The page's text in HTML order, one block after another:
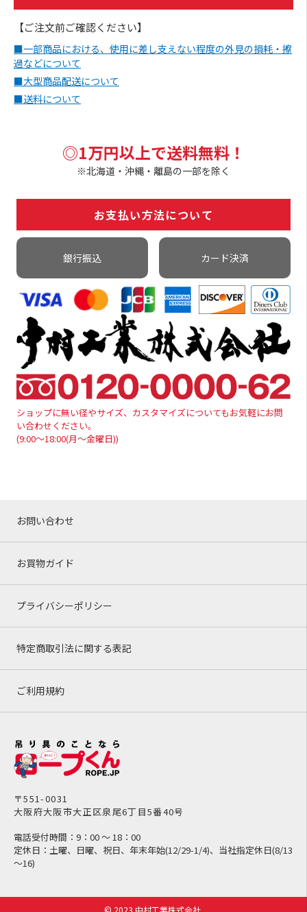
【ご注文前ご確認ください】
■一部商品における、使用に差し支えない程度の外見の損耗・擦
過などについて
■大型商品配送について
■送料について
◎1万円以上で送料無料！
※北海道・沖縄・離島の一部を除く
お支払い方法について
銀行振込 カード決済
ショップに無い径やサイズ、カスタマイズについてもお気軽にお問
い合わせください。
(9:00～18:00(月～金曜日))
お問い合わせ
お買物ガイド
プライバシーポリシー
特定商取引法に関する表記
ご利用規約
〒551-0031
大阪府大阪市大正区泉尾6丁目5番40号
電話受付時間：9：00 ～ 18：00
定休日：土曜、日曜、祝日、年末年始(12/29-1/4)、当社指定休日(8/13
～16)
© 2023 中村工業株式会社.